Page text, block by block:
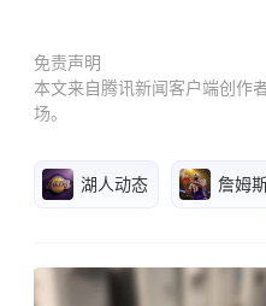
免责声明
本文来自腾讯新闻客户端创作
场。
湖人动态 詹姆